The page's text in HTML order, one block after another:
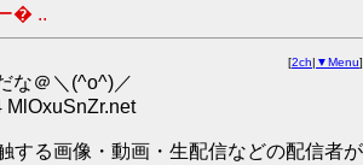
� ..
[2ch| ▼Menu]
な＠＼(^o^)／
MlOxuSnZr.net
する画像・動画・生配信などの配信者が